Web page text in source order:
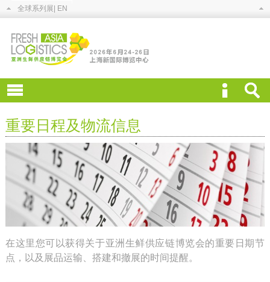
全球系列展 | EN
重要日程及物流信息
在这里您可以获得关于亚洲生鲜供应链博览会的重要日期节
点，以及展品运输、搭建和撤展的时间提醒。